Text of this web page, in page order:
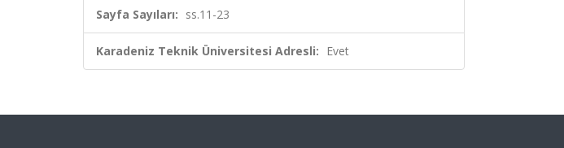
Sayfa Sayıları: ss.11-23
Karadeniz Teknik Üniversitesi Adresli: Evet